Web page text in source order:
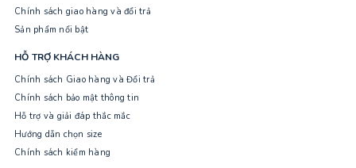
Chính sách giao hàng và đổi trả
Sản phẩm nổi bật
HỖ TRỢ KHÁCH HÀNG
Chính sách Giao hàng và Đổi trả
Chính sách bảo mật thông tin
Hỗ trợ và giải đáp thắc mắc
Hướng dẫn chọn size
Chính sách kiểm hàng